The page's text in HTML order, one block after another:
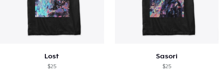
Lost
$25
Sasori
$25